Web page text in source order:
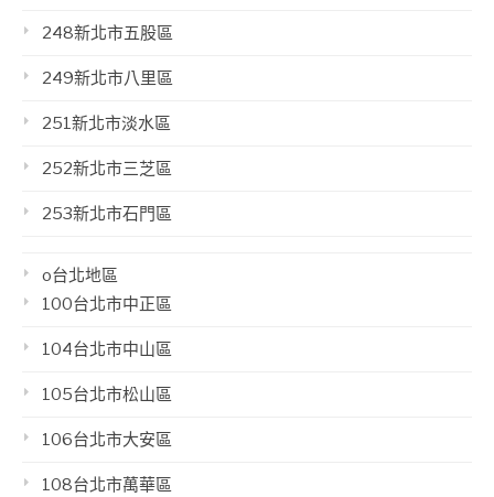
248新北市五股區
249新北市八里區
251新北市淡水區
252新北市三芝區
253新北市石門區
o台北地區
100台北市中正區
104台北市中山區
105台北市松山區
106台北市大安區
108台北市萬華區